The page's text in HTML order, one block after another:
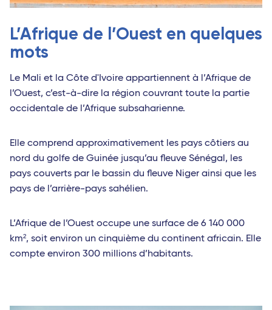
L’Afrique de l’Ouest en quelques
mots
Le Mali et la Côte d'Ivoire appartiennent à l’Afrique de
l’Ouest, c’est-à-dire la région couvrant toute la partie
occidentale de l’Afrique subsaharienne.
Elle comprend approximativement les pays côtiers au
nord du golfe de Guinée jusqu’au fleuve Sénégal, les
pays couverts par le bassin du fleuve Niger ainsi que les
pays de l’arrière-pays sahélien.
L’Afrique de l’Ouest occupe une surface de 6 140 000
km², soit environ un cinquième du continent africain. Elle
compte environ 300 millions d’habitants.